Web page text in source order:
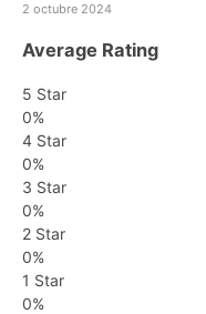
2 octubre 2024
Average Rating
5 Star
0%
4 Star
0%
3 Star
0%
2 Star
0%
1 Star
0%